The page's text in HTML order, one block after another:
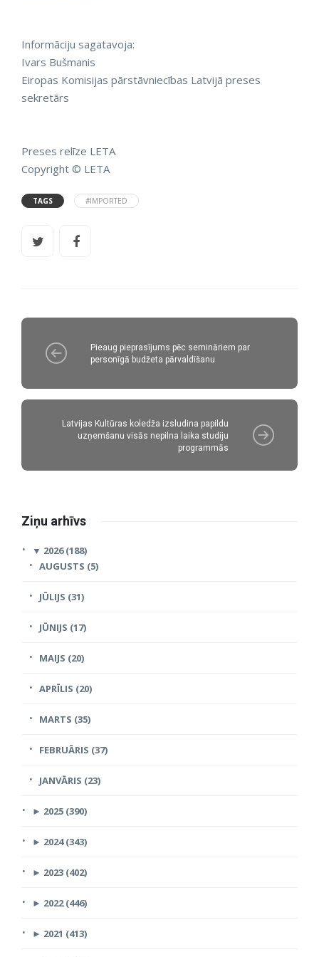
Informāciju sagatavoja:
Ivars Bušmanis
Eiropas Komisijas pārstāvniecības Latvijā preses
sekretārs
Preses relīze LETA
Copyright © LETA
TAGS #IMPORTED
Pieaug pieprasījums pēc semināriem par
personīgā budžeta pārvaldīšanu
Latvijas Kultūras koledža izsludina papildu
uzņemšanu visās nepilna laika studiju
programmās
Ziņu arhīvs
▼ 2026 (188)
AUGUSTS (5)
JŪLIJS (31)
JŪNIJS (17)
MAIJS (20)
APRĪLIS (20)
MARTS (35)
FEBRUĀRIS (37)
JANVĀRIS (23)
► 2025 (390)
► 2024 (343)
► 2023 (402)
► 2022 (446)
► 2021 (413)